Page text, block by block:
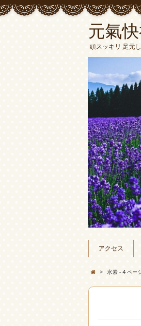
元氣
頭スッキリ 足元
アクセス
> 水素 - 4 ペー